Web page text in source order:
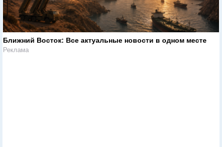
Ближний Восток: Все актуальные новости в одном месте
Реклама